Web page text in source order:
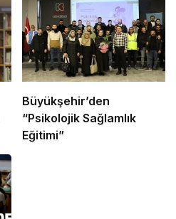
Büyükşehir’den
“Psikolojik Sağlamlık
Eğitimi”